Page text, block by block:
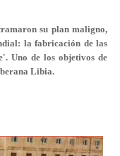
su plan maligno,
la fabricación de las
Uno de los objetivos de
Libia.